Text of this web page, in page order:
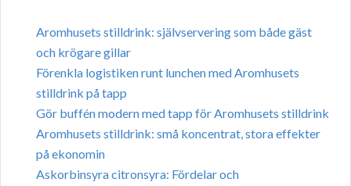
Aromhusets stilldrink: självservering som både gäst
och krögare gillar
Förenkla logistiken runt lunchen med Aromhusets
stilldrink på tapp
Gör buffén modern med tapp för Aromhusets stilldrink
Aromhusets stilldrink: små koncentrat, stora effekter
på ekonomin
Askorbinsyra citronsyra: Fördelar och